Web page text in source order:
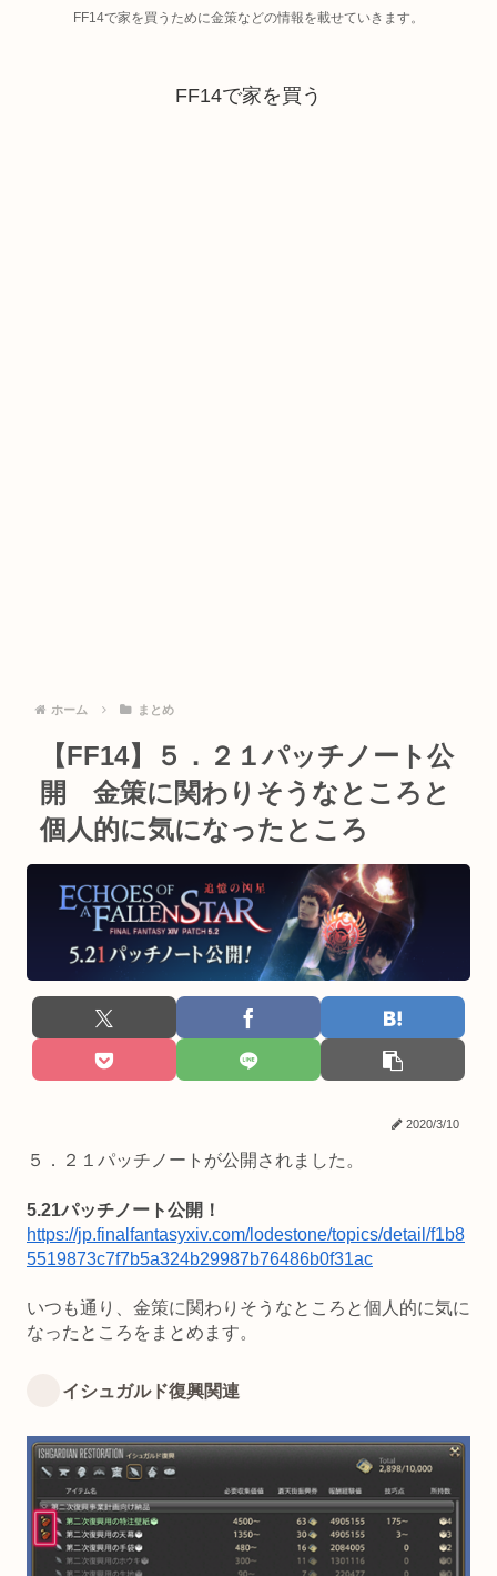
FF14で家を買うために金策などの情報を載せていきます。
FF14で家を買う
ホーム まとめ
【FF14】５．２１パッチノート公
開 金策に関わりそうなところと
個人的に気になったところ
2020/3/10
５．２１パッチノートが公開されました。
5.21パッチノート公開！
https://jp.finalfantasyxiv.com/lodestone/topics/detail/f1b8
5519873c7f7b5a324b29987b76486b0f31ac
いつも通り、金策に関わりそうなところと個人的に気に
なったところをまとめます。
イシュガルド復興関連